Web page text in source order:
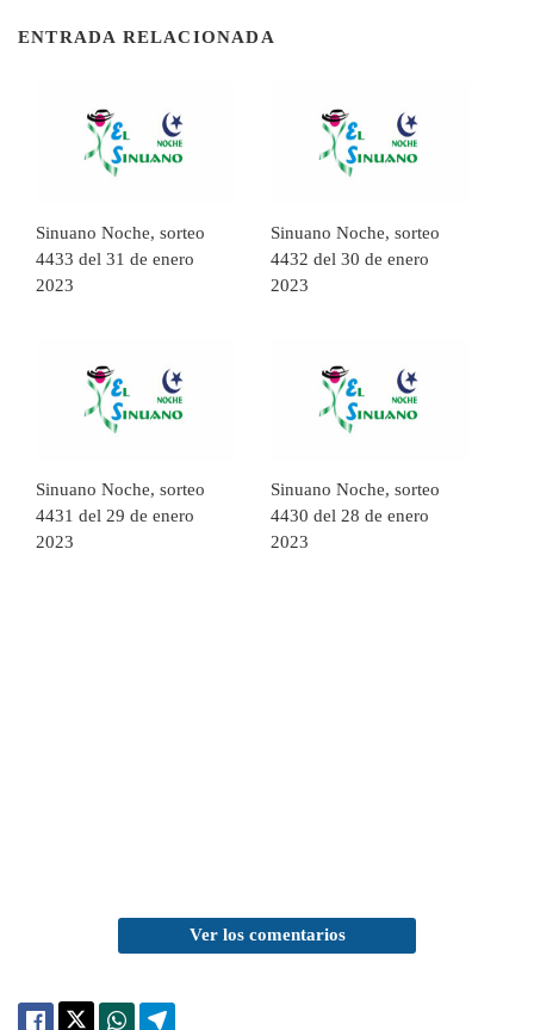
ENTRADA RELACIONADA
Sinuano Noche, sorteo
4433 del 31 de enero
2023
Sinuano Noche, sorteo
4432 del 30 de enero
2023
Sinuano Noche, sorteo
4431 del 29 de enero
2023
Sinuano Noche, sorteo
4430 del 28 de enero
2023
Ver los comentarios